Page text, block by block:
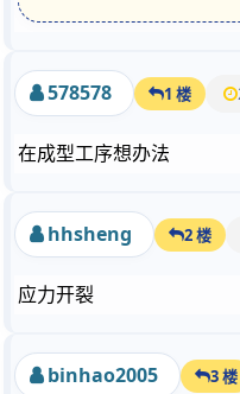
578578 1 楼
在成型工序想办法
hhsheng 2 楼
应力开裂
binhao2005 3 楼